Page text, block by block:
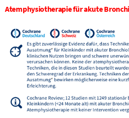
Atemphysiotherapie für akute